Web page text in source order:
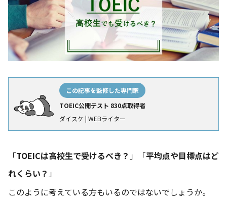
この記事を監修した専門家
TOEIC公開テスト 830点取得者
ダイスケ | WEBライター
「TOEICは高校生で受けるべき？ 」「平均点や目標点はど
れくらい？ 」
このように考えている方もいるのではないでしょうか。